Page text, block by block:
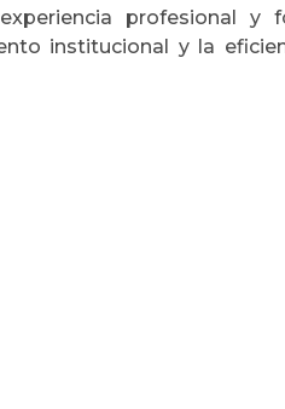
profesional y
institucional y la